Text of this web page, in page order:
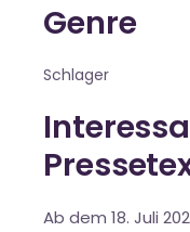
Genre
Schlager
Ab dem 18. Juli